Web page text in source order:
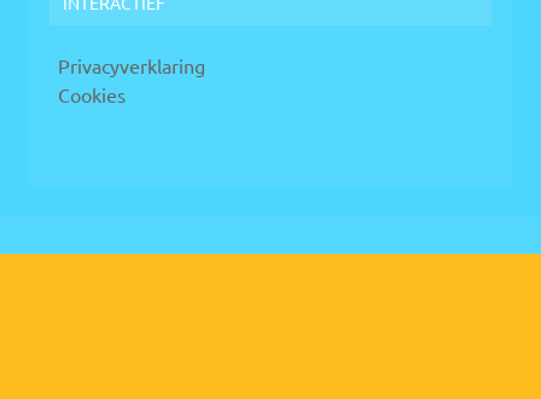
Privacyverklaring
Cookies